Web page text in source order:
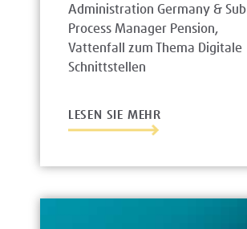
Administration Germany & Sub
Process Manager Pension,
Vattenfall zum Thema Digitale
Schnittstellen
LESEN SIE MEHR